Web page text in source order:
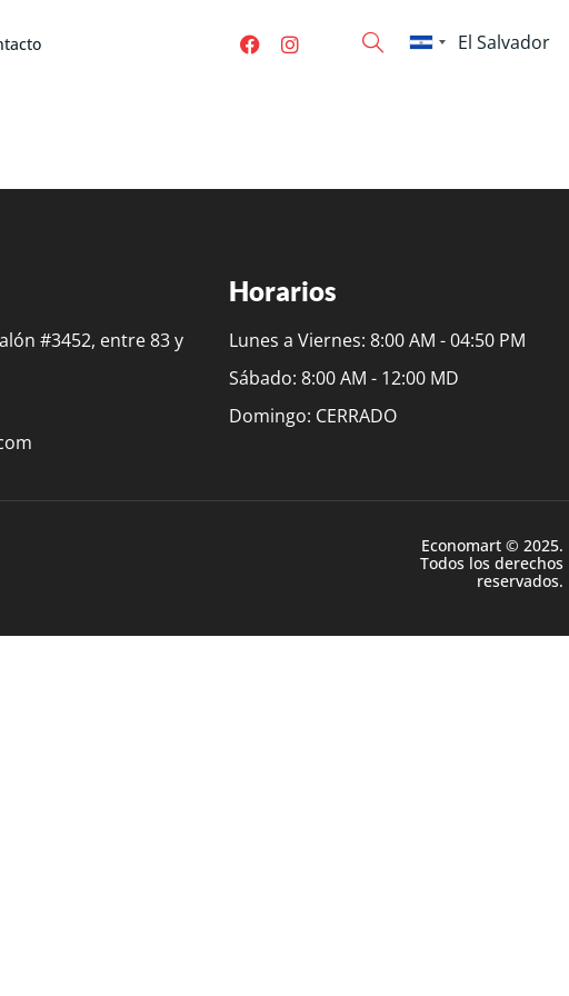
#3452, entre 83 y
Horarios
Lunes a Viernes: 8:00 AM - 04:50 PM
Sábado: 8:00 AM - 12:00 MD
Domingo: CERRADO
Economart © 2025.
Todos los derechos
reservados.